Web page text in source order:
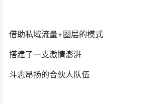
借助私域流量+圈层的模式
搭建了一支激情澎湃
斗志昂扬的合伙人队伍